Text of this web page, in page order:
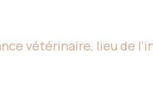
vétérinaire, lieu de